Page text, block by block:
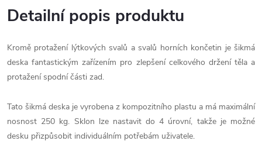
Detailní popis produktu
Kromě protažení lýtkových svalů a svalů horních končetin je šikmá
deska fantastickým zařízením pro zlepšení celkového držení těla a
protažení spodní části zad.
Tato šikmá deska je vyrobena z kompozitního plastu a má maximální
nosnost 250 kg. Sklon lze nastavit do 4 úrovní, takže je možné
desku přizpůsobit individuálním potřebám uživatele.